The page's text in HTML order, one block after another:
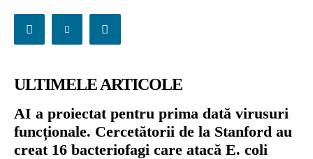
ULTIMELE ARTICOLE
AI a proiectat pentru prima dată virusuri
funcționale. Cercetătorii de la Stanford au
creat 16 bacteriofagi care atacă E. coli